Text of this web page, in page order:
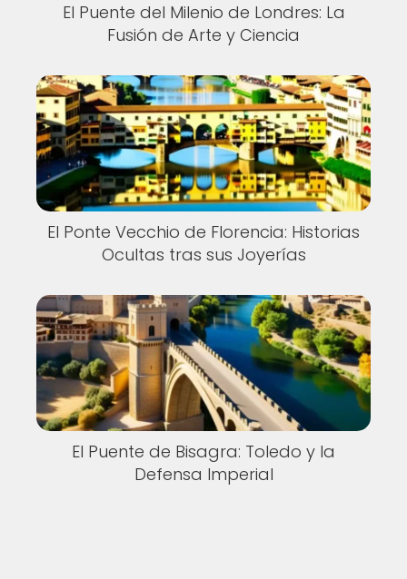
El Puente del Milenio de Londres: La
Fusión de Arte y Ciencia
El Ponte Vecchio de Florencia: Historias
Ocultas tras sus Joyerías
El Puente de Bisagra: Toledo y la
Defensa Imperial